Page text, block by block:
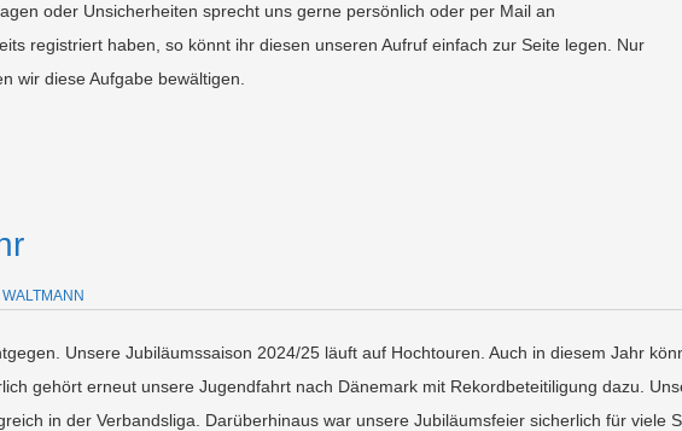
oder Unsicherheiten sprecht uns gerne persönlich oder per Mail an
registriert haben, so könnt ihr diesen unseren Aufruf einfach zur Seite legen.
Nur
wir diese Aufgabe bewältigen.
Unsere Jubiläumssaison 2024/25 läuft auf Hochtouren. Auch in diesem Jahr
gehört erneut unsere Jugendfahrt nach Dänemark mit Rekordbeteitiligung dazu.
in der Verbandsliga. Darüberhinaus war unsere Jubiläumsfeier sicherlich für viele